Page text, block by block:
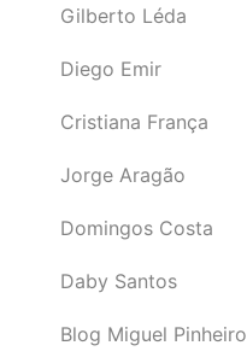
Gilberto Léda
Diego Emir
Cristiana França
Jorge Aragão
Domingos Costa
Daby Santos
Blog Miguel Pinheiro